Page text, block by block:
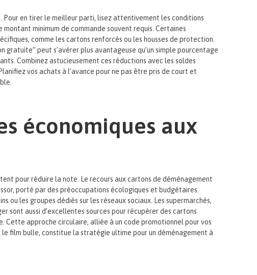
Pour en tirer le meilleur parti, lisez attentivement les conditions
minimum de commande souvent requis. Certaines
comme les cartons renforcés ou les housses de protection.
gratuite” peut s’avérer plus avantageuse qu’un simple pourcentage
Combinez astucieusement ces réductions avec les soldes
vos achats à l’avance pour ne pas être pris de court et
économiques aux
pour réduire la note. Le recours aux cartons de déménagement
porté par des préoccupations écologiques et budgétaires.
ou les groupes dédiés sur les réseaux sociaux. Les supermarchés,
sont aussi d’excellentes sources pour récupérer des cartons
Cette approche circulaire, alliée à un code promotionnel pour vos
film bulle, constitue la stratégie ultime pour un déménagement à